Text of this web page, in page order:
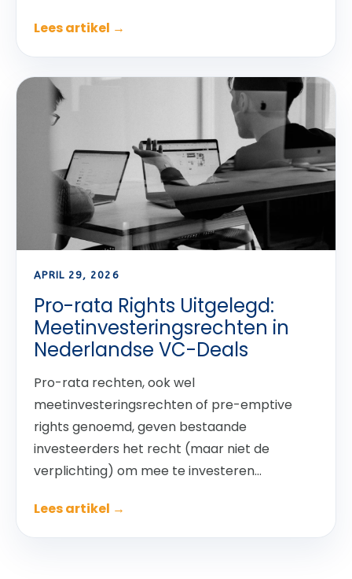
Lees artikel →
APRIL 29, 2026
Pro-rata Rights Uitgelegd:
Meetinvesteringsrechten in
Nederlandse VC-Deals
Pro-rata rechten, ook wel
meetinvesteringsrechten of pre-emptive
rights genoemd, geven bestaande
investeerders het recht (maar niet de
verplichting) om mee te investeren...
Lees artikel →